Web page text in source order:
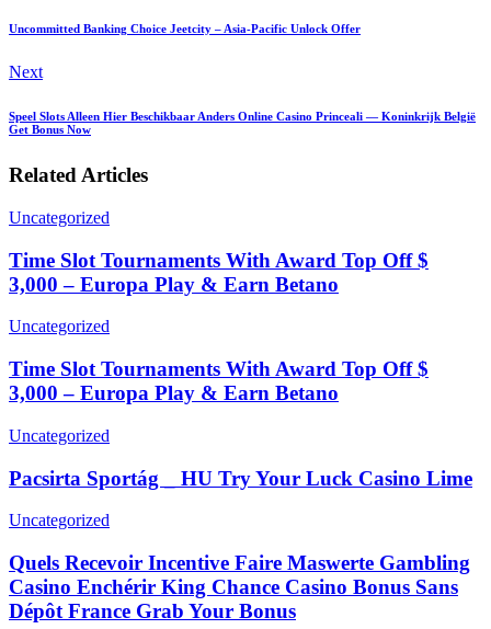
Uncommitted Banking Choice Jeetcity – Asia-Pacific Unlock Offer
Next
Speel Slots Alleen Hier Beschikbaar Anders Online Casino Princeali — Koninkrijk België
Get Bonus Now
Related Articles
Uncategorized
Time Slot Tournaments With Award Top Off $
3,000 – Europa Play & Earn Betano
Uncategorized
Time Slot Tournaments With Award Top Off $
3,000 – Europa Play & Earn Betano
Uncategorized
Pacsirta Sportág _ HU Try Your Luck Casino Lime
Uncategorized
Quels Recevoir Incentive Faire Maswerte Gambling
Casino Enchérir King Chance Casino Bonus Sans
Dépôt France Grab Your Bonus